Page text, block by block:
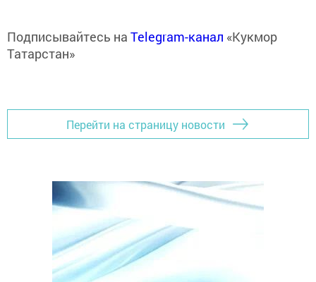
Подписывайтесь на Telegram-канал «Кукмор
Татарстан»
Перейти на страницу новости